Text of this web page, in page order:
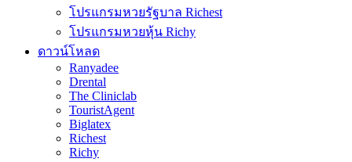
โปรแกรมหวยรัฐบาล Richest
โปรแกรมหวยหุ้น Richy
ดาวน์โหลด
Ranyadee
Drental
The Cliniclab
TouristAgent
Biglatex
Richest
Richy